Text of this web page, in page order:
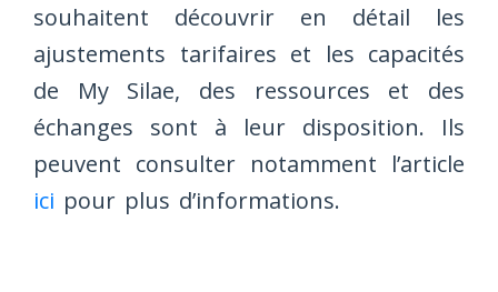
souhaitent découvrir en détail les
ajustements tarifaires et les capacités
de My Silae, des ressources et des
échanges sont à leur disposition. Ils
peuvent consulter notamment l’article
ici pour plus d’informations.